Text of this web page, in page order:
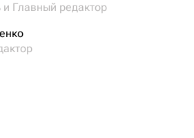
и Главный редактор